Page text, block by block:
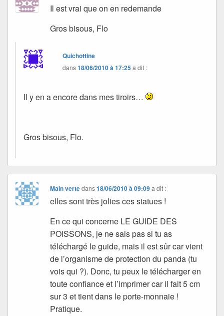
Il est vrai que on en redemande
Gros bisous, Flo
Quichottine
dans18/06/2010 à 17:25a dit :
Il y en a encore dans mes tiroirs…
Gros bisous, Flo.
Main vertedans18/06/2010 à 09:09 a dit :
elles sont très jolies ces statues !
En ce qui concerne LE GUIDE DES
POISSONS, je ne sais pas si tu as
téléchargé le guide, mais il est sûr car vient
de l’organisme de protection du panda (tu
vois qui ?). Donc, tu peux le télécharger en
toute confiance et l’imprimer car il fait 5 cm
sur 3 et tient dans le porte-monnaie !
Pratique.